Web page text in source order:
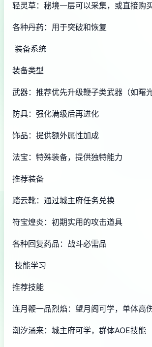
轻灵草：秘境一层可以采集，或直接购
各种丹药：用于突破和恢复
装备系统
装备类型
武器：推荐优先升级鞭子类武器（如曙光
防具：强化满级后再进化
饰品：提供额外属性加成
法宝：特殊装备，提供独特能力
推荐装备
踏云靴：通过城主府任务兑换
符宝煌炎：初期实用的攻击道具
各种回复药品：战斗必需品
技能学习
推荐技能
连月鞭一品烈焰：望月阁可学，单体高
潮汐涌来：城主府可学，群体AOE技能